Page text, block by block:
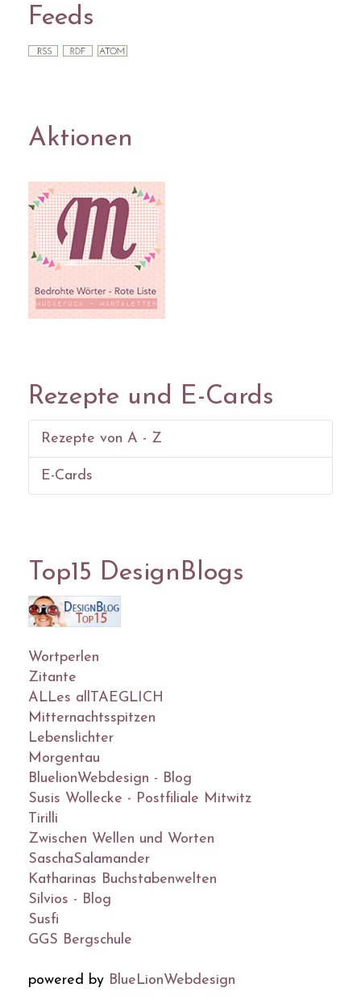
Feeds
Aktionen
Rezepte und E-Cards
Rezepte von A - Z
E-Cards
Top15 DesignBlogs
Wortperlen
Zitante
ALLes allTAEGLICH
Mitternachtsspitzen
Lebenslichter
Morgentau
BluelionWebdesign - Blog
Susis Wollecke - Postfiliale Mitwitz
Tirilli
Zwischen Wellen und Worten
SaschaSalamander
Katharinas Buchstabenwelten
Silvios - Blog
Susfi
GGS Bergschule
powered by BlueLionWebdesign